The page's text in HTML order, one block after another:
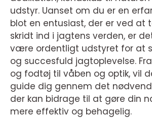
udstyr. Uanset om du er en
blot en entusiast, der er ved at
skridt ind i jagtens verden, er
være ordentligt udstyret for at
og succesfuld jagtoplevelse.
og fodtøj til våben og optik, vil
guide dig gennem det
der kan bidrage til at gøre din
mere effektiv og behagelig.